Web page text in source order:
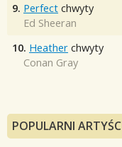
9. Perfect chwyty
Ed Sheeran
10. Heather chwyty
Conan Gray
POPULARNI